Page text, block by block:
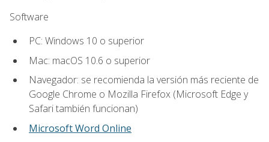
Software
PC: Windows 10 o superior
Mac: macOS 10.6 o superior
Navegador: se recomienda la versión más reciente de
Google Chrome o Mozilla Firefox (Microsoft Edge y
Safari también funcionan)
Microsoft Word Online